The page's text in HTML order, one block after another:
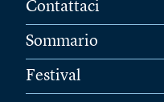
Contattaci
Sommario
Festival